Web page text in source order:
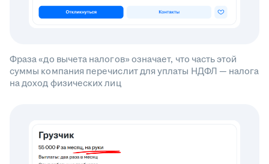
Фраза «до вычета налогов» означает, что часть этой
суммы компания перечислит для уплаты НДФЛ — налога
на доход физических лиц